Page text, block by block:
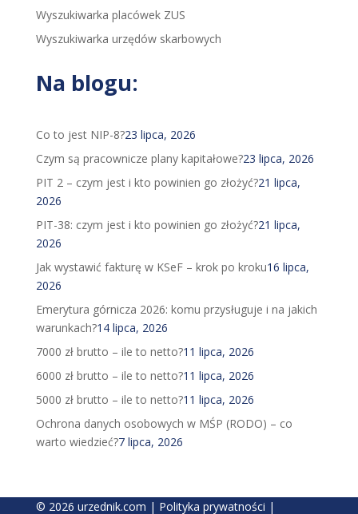
Wyszukiwarka placówek ZUS
Wyszukiwarka urzędów skarbowych
Na blogu:
Co to jest NIP-8?23 lipca, 2026
Czym są pracownicze plany kapitałowe?23 lipca, 2026
PIT 2 – czym jest i kto powinien go złożyć?21 lipca,
2026
PIT-38: czym jest i kto powinien go złożyć?21 lipca,
2026
Jak wystawić fakturę w KSeF – krok po kroku16 lipca,
2026
Emerytura górnicza 2026: komu przysługuje i na jakich
warunkach?14 lipca, 2026
7000 zł brutto – ile to netto?11 lipca, 2026
6000 zł brutto – ile to netto?11 lipca, 2026
5000 zł brutto – ile to netto?11 lipca, 2026
Ochrona danych osobowych w MŚP (RODO) – co
warto wiedzieć?7 lipca, 2026
© 2026 urzednik.com | Polityka prywatności |